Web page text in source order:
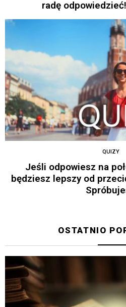
radę
QUIZY
Jeśli odpowiesz na
będziesz lepszy od
OSTATNIO